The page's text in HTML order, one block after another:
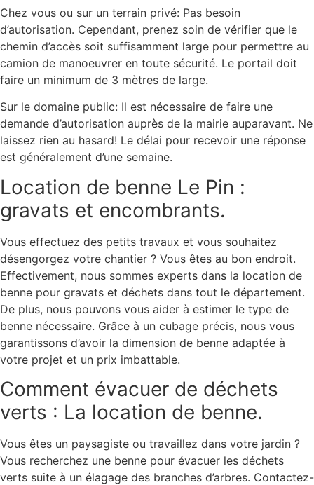
Chez vous ou sur un terrain privé: Pas besoin
d’autorisation. Cependant, prenez soin de vérifier que le
chemin d’accès soit suffisamment large pour permettre au
camion de manoeuvrer en toute sécurité. Le portail doit
faire un minimum de 3 mètres de large.
Sur le domaine public: Il est nécessaire de faire une
demande d’autorisation auprès de la mairie auparavant. Ne
laissez rien au hasard! Le délai pour recevoir une réponse
est généralement d’une semaine.
Location de benne Le Pin :
gravats et encombrants.
Vous effectuez des petits travaux et vous souhaitez
désengorgez votre chantier ? Vous êtes au bon endroit.
Effectivement, nous sommes experts dans la location de
benne pour gravats et déchets dans tout le département.
De plus, nous pouvons vous aider à estimer le type de
benne nécessaire. Grâce à un cubage précis, nous vous
garantissons d’avoir la dimension de benne adaptée à
votre projet et un prix imbattable.
Comment évacuer de déchets
verts : La location de benne.
Vous êtes un paysagiste ou travaillez dans votre jardin ?
Vous recherchez une benne pour évacuer les déchets
verts suite à un élagage des branches d’arbres. Contactez-